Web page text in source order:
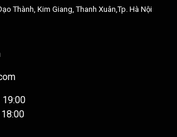
Thành, Kim Giang, Thanh Xuân,Tp. Hà Nội
19:00